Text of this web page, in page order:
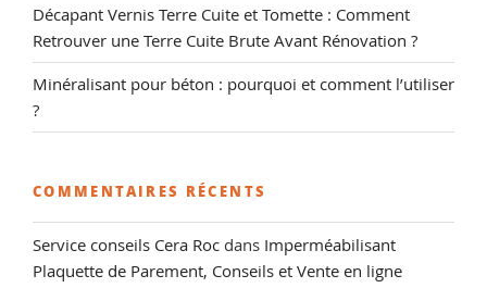
Décapant Vernis Terre Cuite et Tomette : Comment
Retrouver une Terre Cuite Brute Avant Rénovation ?
Minéralisant pour béton : pourquoi et comment l’utiliser
?
COMMENTAIRES RÉCENTS
Service conseils Cera Roc dans Imperméabilisant
Plaquette de Parement, Conseils et Vente en ligne